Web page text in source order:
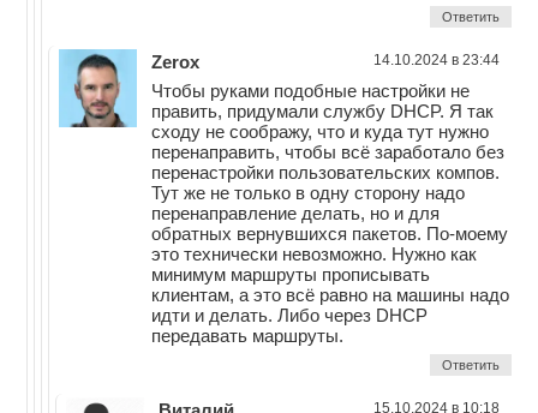
Ответить
Zerox 14.10.2024 в 23:44
Чтобы руками подобные настройки не
править, придумали службу DHCP. Я так
сходу не соображу, что и куда тут нужно
перенаправить, чтобы всё заработало без
перенастройки пользовательских компов.
Тут же не только в одну сторону надо
перенаправление делать, но и для
обратных вернувшихся пакетов. По-моему
это технически невозможно. Нужно как
минимум маршруты прописывать
клиентам, а это всё равно на машины надо
идти и делать. Либо через DHCP
передавать маршруты.
Ответить
15.10.2024 в 10:18